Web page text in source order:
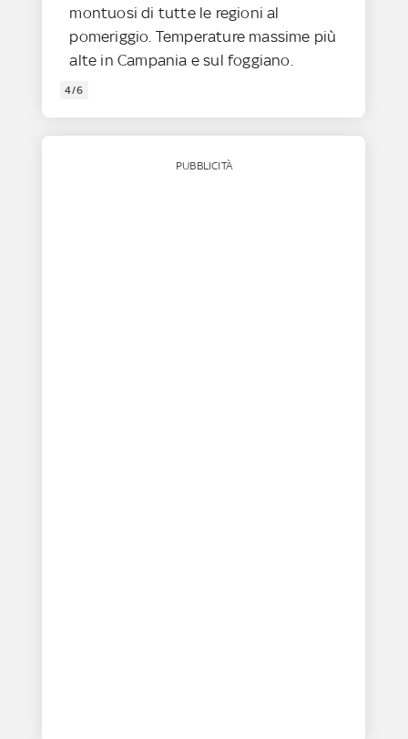
montuosi di tutte le regioni al
pomeriggio. Temperature massime più
alte in Campania e sul foggiano.
4/6
PUBBLICITÀ